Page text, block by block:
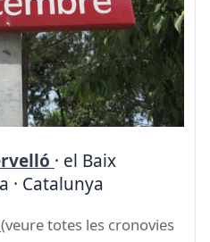
· el Baix
· Catalunya
(veure totes les cronovies